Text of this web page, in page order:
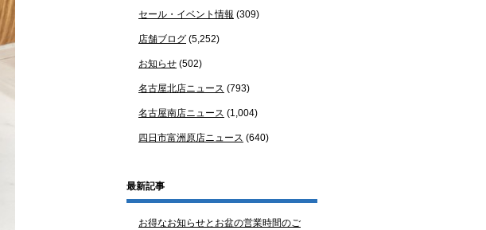
セール・イベント情報 (309)
店舗ブログ (5,252)
お知らせ (502)
名古屋北店ニュース (793)
名古屋南店ニュース (1,004)
四日市富洲原店ニュース (640)
最新記事
お得なお知らせとお盆の営業時間のご